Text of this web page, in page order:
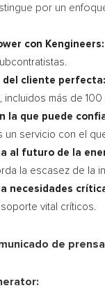
por un
con Kengineers:
del cliente perfecta:
incluidos más de
la que puede
un servicio con el
al futuro de la
la escasez de la
necesidades
vital críticos.
de